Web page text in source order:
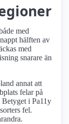
med
hälften av
med
snarare än
annat att
felar på
i Pa11y
fel.